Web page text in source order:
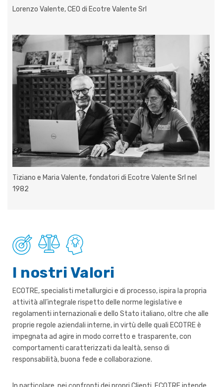
Lorenzo Valente, CEO di Ecotre Valente Srl
Tiziano e Maria Valente, fondatori di Ecotre Valente Srl nel
1982
I nostri Valori
ECOTRE, specialisti metallurgici e di processo, ispira la propria
attività all’integrale rispetto delle norme legislative e
regolamenti internazionali e dello Stato italiano, oltre che alle
proprie regole aziendali interne, in virtù delle quali ECOTRE è
impegnata ad agire in modo corretto e trasparente, con
comportamenti caratterizzati da lealtà, senso di
responsabilità, buona fede e collaborazione.